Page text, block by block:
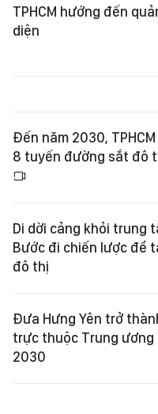
TPHCM hướng đến
diện
Đến năm 2030,
8 tuyến đường sắt đô
Di dời cảng khỏi trung
Bước đi chiến lược để
đô thị
Đưa Hưng Yên trở
trực thuộc Trung ương
2030